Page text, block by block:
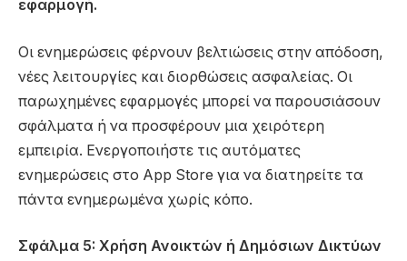
εφαρμογή.
Οι ενημερώσεις φέρνουν βελτιώσεις στην απόδοση,
νέες λειτουργίες και διορθώσεις ασφαλείας. Οι
παρωχημένες εφαρμογές μπορεί να παρουσιάσουν
σφάλματα ή να προσφέρουν μια χειρότερη
εμπειρία. Ενεργοποιήστε τις αυτόματες
ενημερώσεις στο App Store για να διατηρείτε τα
πάντα ενημερωμένα χωρίς κόπο.
Σφάλμα 5: Χρήση Ανοικτών ή Δημόσιων Δικτύων